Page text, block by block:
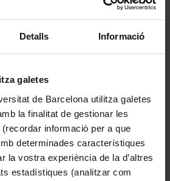
Detalls Informació
galetes
de Barcelona utilitza galetes
la finalitat de gestionar les
informació per a que
determinades característiques
la vostra experiència de la d’altres
estadístiques (analitzar com
el desplaçament
òptic respecte a
mitjançant un cargol
ajust permet alinear
component òptic amb el
altres elements del